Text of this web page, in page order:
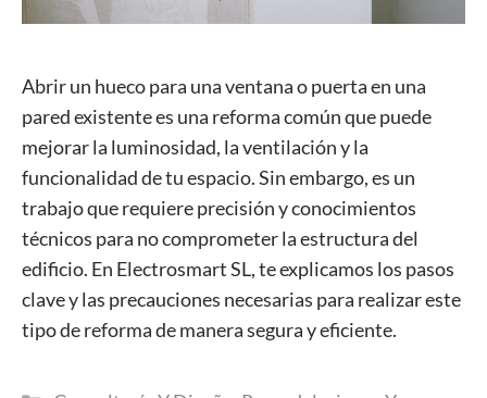
Abrir un hueco para una ventana o puerta en una
pared existente es una reforma común que puede
mejorar la luminosidad, la ventilación y la
funcionalidad de tu espacio. Sin embargo, es un
trabajo que requiere precisión y conocimientos
técnicos para no comprometer la estructura del
edificio. En Electrosmart SL, te explicamos los pasos
clave y las precauciones necesarias para realizar este
tipo de reforma de manera segura y eficiente.